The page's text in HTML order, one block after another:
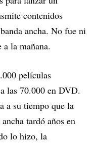
contenidos
ancha. No fue ni
la mañana.
películas
las 70.000 en DVD.
a su tiempo que la
tardó años en
lo hizo, la